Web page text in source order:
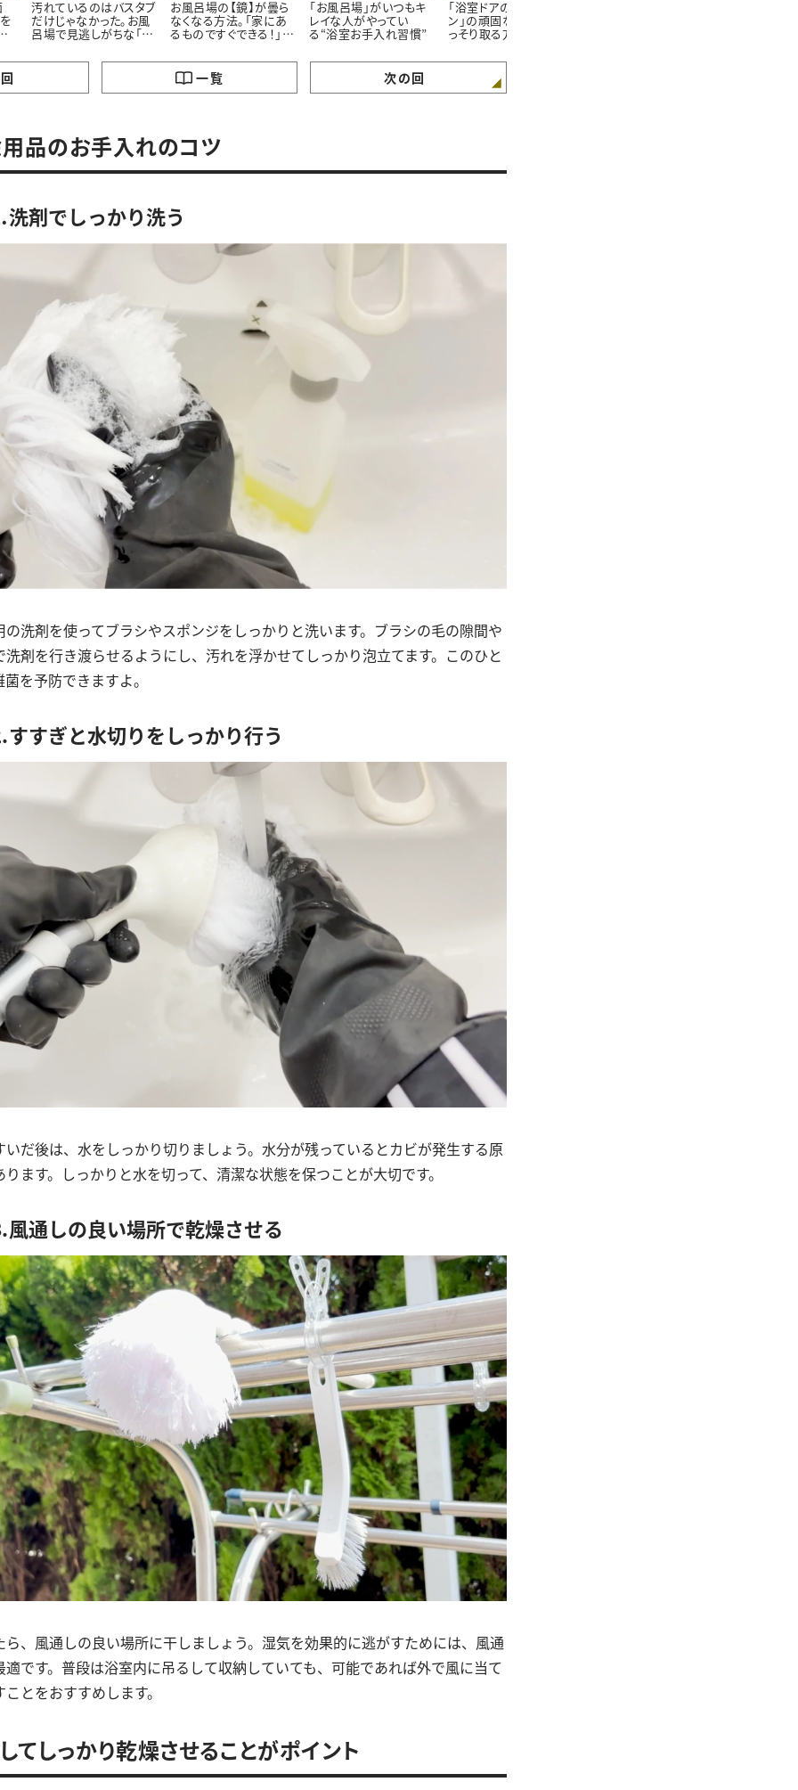
汚れているのはバスタブ
だけじゃなかった。お風
呂場で見逃しがちな「意
所」とは
お風呂場の【鏡】が曇ら
なくなる方法。「家にあ
るものですぐできる！」
いんだ…」
「お風呂場」がいつもキ
レイな人がやってい
る“浴室お手入れ習慣”
「浴室ドアのゴムパッキ
ン」の頑固な黒カビをご
っそり取る方法【知って
一覧 次の回
品のお手入れのコツ
剤でしっかり洗う
洗剤を使ってブラシやスポンジをしっかりと洗います。ブラシの毛の隙間や
剤を行き渡らせるようにし、汚れを浮かせてしっかり泡立てます。このひと
を予防できますよ。
すぎと水切りをしっかり行う
だ後は、水をしっかり切りましょう。水分が残っているとカビが発生する原
ます。しっかりと水を切って、清潔な状態を保つことが大切です。
通しの良い場所で乾燥させる
、風通しの良い場所に干しましょう。湿気を効果的に逃がすためには、風通
です。普段は浴室内に吊るして収納していても、可能であれば外で風に当て
とをおすすめします。
てしっかり乾燥させることがポイント